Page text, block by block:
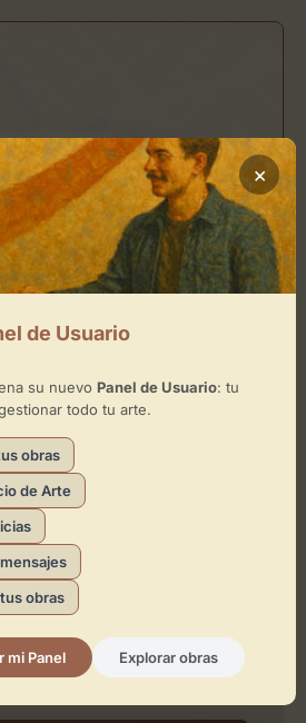
Patricia Cancelo
×
Leaflet
para interactuar
Activar Mapa
de este
gratuita para gestionar su
y añadir obras de
×
de Usuario
su nuevo Panel de Usuario: tu
todo tu arte.
obras
de Arte
obras
mi Panel Explorar obras